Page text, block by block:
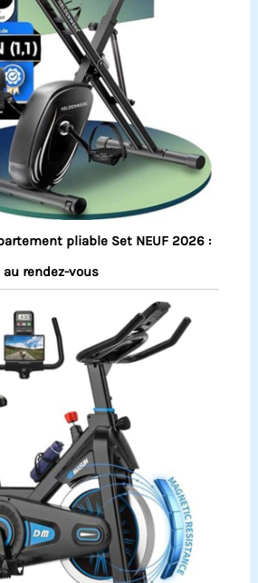
pliable Set NEUF 2026 :
rendez-vous